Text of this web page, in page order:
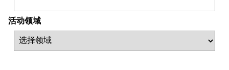
活动领域